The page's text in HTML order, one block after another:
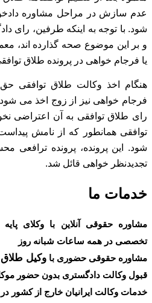
عدم سازش در مراحل مشاوره
شود. با توجه به اینکه طرفین، رای
و بر این موضوع صحه گذارده اند،
یا فرجام خواهی در پرونده طلاق
هنگام اخذ وکالت طلاق توافقی
فرجام خواهی نیز از زوج اخذ می
رای طلاق توافقی به آن اعتراضی
توافقی همانطور که از نامش
شود.
این پرونده، پرونده
تجدیدنظر خواهی قائل شد.
خدمات ما
مشاوره حقوقی آنلاین با وکلای
تخصصی در همه ساعات شبانه روز
مشاوره حقوقی حضوری با وکیل طلاق
قبول وکالت دادگستری بدون حضور
خدمات وکالت ایرانیان خارج از کشور در